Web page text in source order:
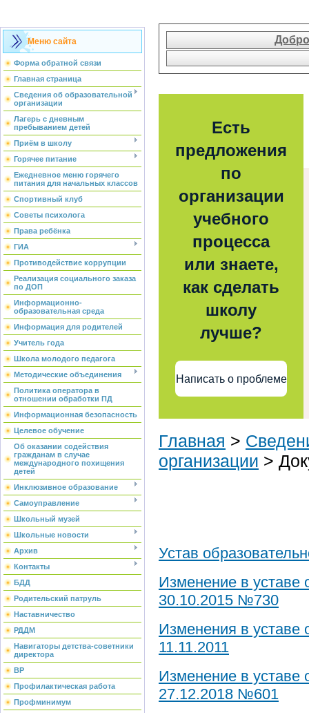
Меню сайта
Форма обратной связи
Главная страница
Сведения об образовательной
организации
Лагерь с дневным
пребыванием детей
Приём в школу
Горячее питание
Ежедневное меню горячего
питания для начальных классов
Спортивный клуб
Советы психолога
Права ребёнка
ГИА
Противодействие коррупции
Реализация социального заказа
по ДОП
Информационно-
образовательная среда
Информация для родителей
Учитель года
Школа молодого педагога
Методические объединения
Политика оператора в
отношении обработки ПД
Информационная безопасность
Целевое обучение
Об оказании содействия
гражданам в случае
международного похищения
детей
Инклюзивное образование
Самоуправление
Школьный музей
Школьные новости
Архив
Контакты
БДД
Родительский патруль
Наставничество
РДДМ
Навигаторы детства-советники
директора
ВР
Профилактическая работа
Профминимум
Есть
предложения
по
организации
учебного
процесса
или знаете,
как сделать
школу
лучше?
Написать о проблеме
Главная >
организации >
Устав
Изменение в уставе
30.10.2015 №730
Изменения в уставе
11.11.2011
Изменение в уставе
27.12.2018 №601